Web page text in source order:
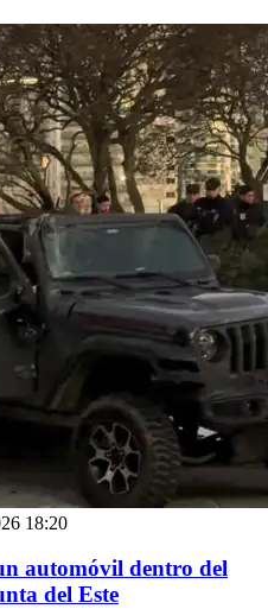
18:20
automóvil dentro del
del Este